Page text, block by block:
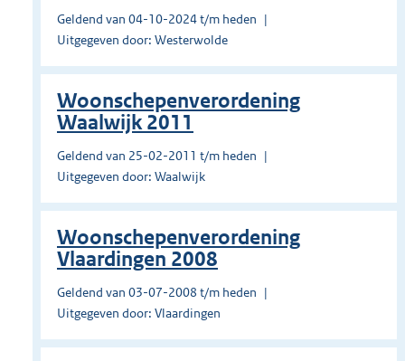
Geldend van 04-10-2024 t/m heden
Uitgegeven door: Westerwolde
Woonschepenverordening
Waalwijk 2011
Geldend van 25-02-2011 t/m heden
Uitgegeven door: Waalwijk
Woonschepenverordening
Vlaardingen 2008
Geldend van 03-07-2008 t/m heden
Uitgegeven door: Vlaardingen